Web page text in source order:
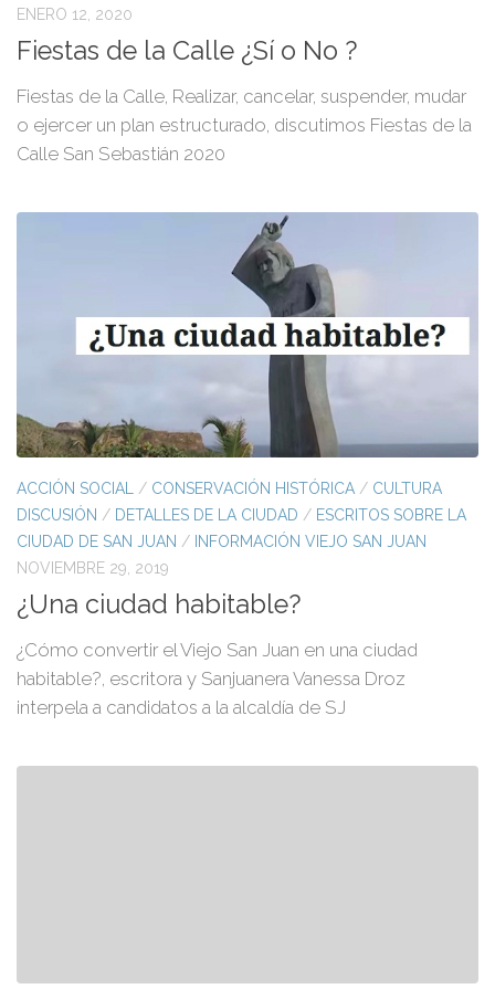
ENERO 12, 2020
Fiestas de la Calle ¿Sí o No ?
Fiestas de la Calle, Realizar, cancelar, suspender, mudar
o ejercer un plan estructurado, discutimos Fiestas de la
Calle San Sebastián 2020
ACCIÓN SOCIAL / CONSERVACIÓN HISTÓRICA / CULTURA
DISCUSIÓN / DETALLES DE LA CIUDAD / ESCRITOS SOBRE LA
CIUDAD DE SAN JUAN / INFORMACIÓN VIEJO SAN JUAN
NOVIEMBRE 29, 2019
¿Una ciudad habitable?
¿Cómo convertir el Viejo San Juan en una ciudad
habitable?, escritora y Sanjuanera Vanessa Droz
interpela a candidatos a la alcaldía de SJ